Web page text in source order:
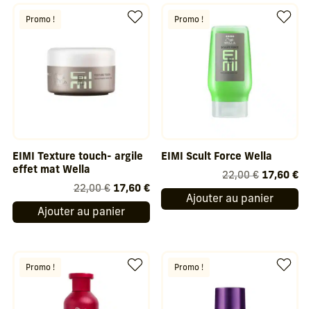
Promo !
EIMI Texture touch- argile
effet mat Wella
22,00€ Le
prix
initial
17,60 €Le
prix
actuel
Ajouter au panier
Promo !
EIMI Scult Force Wella
22,00€ Le
prix
initial
17,60€Le
Ajouter au panier
Promo ! Promo !